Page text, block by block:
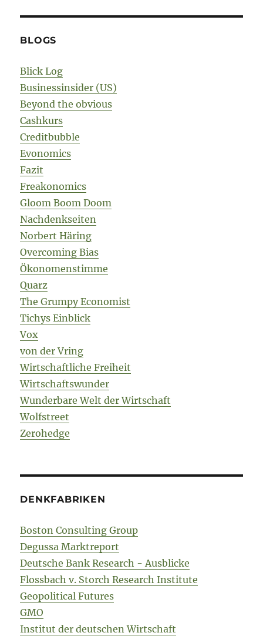
BLOGS
Blick Log
Businessinsider (US)
Beyond the obvious
Cashkurs
Creditbubble
Evonomics
Fazit
Freakonomics
Gloom Boom Doom
Nachdenkseiten
Norbert Häring
Overcoming Bias
Ökonomenstimme
Quarz
The Grumpy Economist
Tichys Einblick
Vox
von der Vring
Wirtschaftliche Freiheit
Wirtschaftswunder
Wunderbare Welt der Wirtschaft
Wolfstreet
Zerohedge
DENKFABRIKEN
Boston Consulting Group
Degussa Marktreport
Deutsche Bank Research - Ausblicke
Flossbach v. Storch Research Institute
Geopolitical Futures
GMO
Institut der deutschen Wirtschaft